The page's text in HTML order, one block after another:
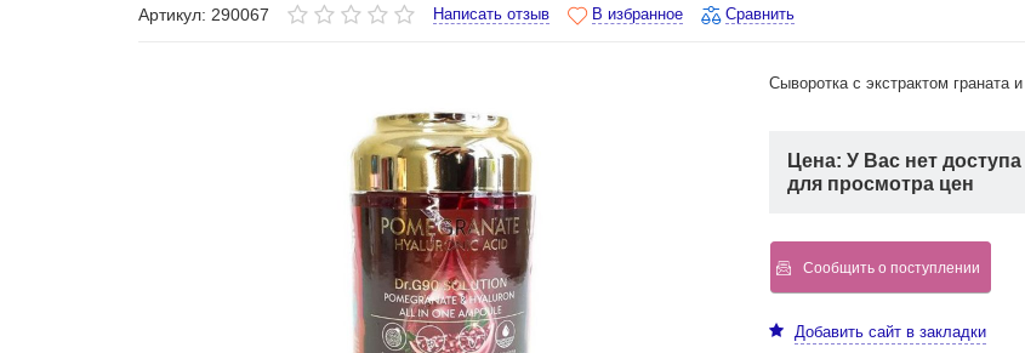
Артикул: 290067 Написать отзыв В избранное Сравнить
Cыворотка с экстрактом граната
Цена: У Вас нет доступа
для просмотра цен
Сообщить о поступлении
Добавить сайт в закладки